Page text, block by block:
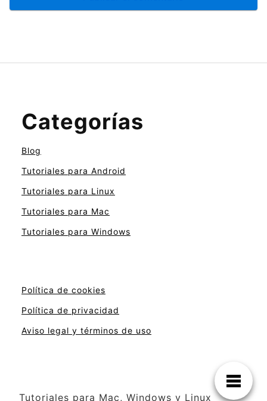
Categorías
Blog
Tutoriales para Android
Tutoriales para Linux
Tutoriales para Mac
Tutoriales para Windows
Política de cookies
Política de privacidad
Aviso legal y términos de uso
Tutoriales para Mac, Windows y Linux